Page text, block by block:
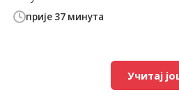
прије 37 минута
Учитај